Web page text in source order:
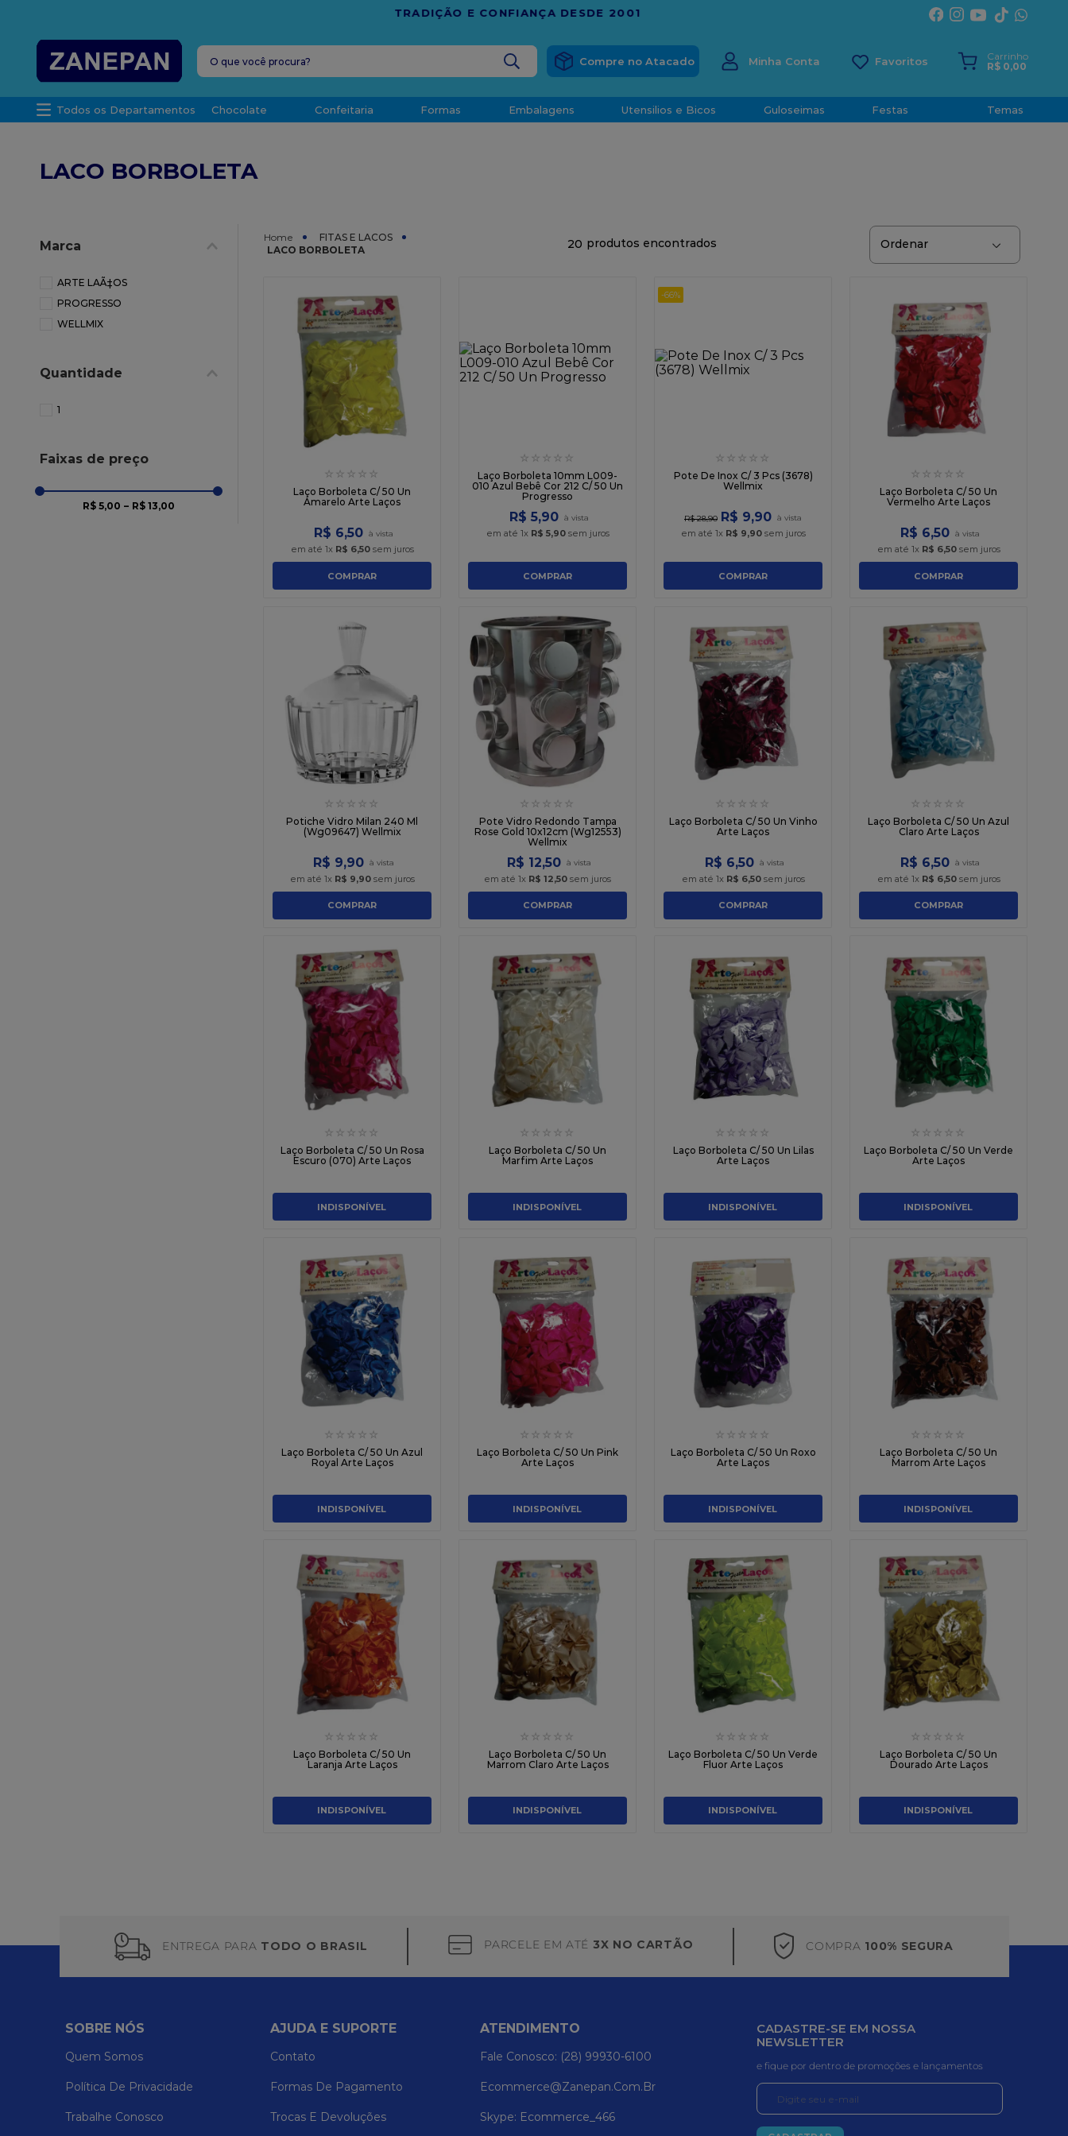
EM COMPRAS ACIMA DE R$ 1.000,00 PARA O ESPÍRITO SANTO
O que você procura?
Minha Conta
Carrinho
R$ 0,00
Todos os Departamentos Chocolate Confeitaria Formas Embalagens Utensilios e Bicos Guloseimas Festas Temas
LACO BORBOLETA
Marca
ARTE LAÃ‡OS
PROGRESSO
WELLMIX
Quantidade
1
Faixas de preço
R$ 5,00 – R$ 13,00
FITAS E LACOS
LACO BORBOLETA
20
☆ ☆ ☆ ☆ ☆
Laço Borboleta C/ 50 Un
Amarelo Arte Laços
R$ 6,50
em até 1x R$ 6,50sem juros
COMPRAR
☆ ☆ ☆ ☆ ☆
Laço Borboleta 10mm L009-
010 Azul Bebê Cor 212 C/ 50 Un
Progresso
R$ 5,90
em até 1x R$ 5,90sem juros
COMPRAR
-66%
☆ ☆ ☆ ☆ ☆
Pote De Inox C/ 3 Pcs (3678)
Wellmix
R$ 28,90 R$ 9,90
em até 1x R$ 9,90sem juros
COMPRAR
☆ ☆ ☆ ☆ ☆
Laço Borboleta C/ 50 Un
Vermelho Arte Laços
R$ 6,50
em até 1x R$ 6,50sem juros
COMPRAR
☆ ☆ ☆ ☆ ☆
Potiche Vidro Milan 240 Ml
(Wg09647) Wellmix
R$ 9,90
em até 1x R$ 9,90sem juros
COMPRAR
☆ ☆ ☆ ☆ ☆
Pote Vidro Redondo Tampa
Rose Gold 10x12cm (Wg12553)
Wellmix
R$ 12,50
em até 1x R$ 12,50 sem juros
COMPRAR
☆ ☆ ☆ ☆ ☆
Laço Borboleta C/ 50 Un Vinho
Arte Laços
R$ 6,50
em até 1x R$ 6,50sem juros
COMPRAR
☆ ☆ ☆ ☆ ☆
Laço Borboleta C/ 50 Un Azul
Claro Arte Laços
R$ 6,50
em até 1x R$ 6,50sem juros
COMPRAR
☆ ☆ ☆ ☆ ☆
Laço Borboleta C/ 50 Un Rosa
Escuro (070) Arte Laços
INDISPONÍVEL
☆ ☆ ☆ ☆ ☆
Laço Borboleta C/ 50 Un
Marfim Arte Laços
INDISPONÍVEL
☆ ☆ ☆ ☆ ☆
Laço Borboleta C/ 50 Un Lilas
Arte Laços
INDISPONÍVEL
☆ ☆ ☆ ☆ ☆
Laço Borboleta C/ 50 Un Verde
Arte Laços
INDISPONÍVEL
☆ ☆ ☆ ☆ ☆
Laço Borboleta C/ 50 Un Azul
Royal Arte Laços
INDISPONÍVEL
☆ ☆ ☆ ☆ ☆
Laço Borboleta C/ 50 Un Pink
Arte Laços
INDISPONÍVEL
☆ ☆ ☆ ☆ ☆
Laço Borboleta C/ 50 Un Roxo
Arte Laços
INDISPONÍVEL
☆ ☆ ☆ ☆ ☆
Laço Borboleta C/ 50 Un
Marrom Arte Laços
INDISPONÍVEL
☆ ☆ ☆ ☆ ☆
Laço Borboleta C/ 50 Un
Laranja Arte Laços
INDISPONÍVEL
☆ ☆ ☆ ☆ ☆
Laço Borboleta C/ 50 Un
Marrom Claro Arte Laços
INDISPONÍVEL
☆ ☆ ☆ ☆ ☆
Laço Borboleta C/ 50 Un Verde
Fluor Arte Laços
INDISPONÍVEL
☆ ☆ ☆ ☆ ☆
Laço Borboleta C/ 50 Un
Dourado Arte Laços
INDISPONÍVEL
ENTREGA PARA TODO O BRASIL PARCELE EM ATÉ 3X NO CARTÃO COMPRA 100% SEGURA
SOBRE NÓS
Quem Somos
Política De Privacidade
Trabalhe Conosco
AJUDA E SUPORTE
Contato
Formas De Pagamento
Trocas E Devoluções
ATENDIMENTO
Fale Conosco: (28) 99930-6100
Ecommerce@zanepan.com.br
Skype: Ecommerce_466
CADASTRE-SE EM NOSSA
NEWSLETTER
e fique por dentro de promoções e lançamentos
caixa
6º
sacola
granulado
caixa kraft
chocolate